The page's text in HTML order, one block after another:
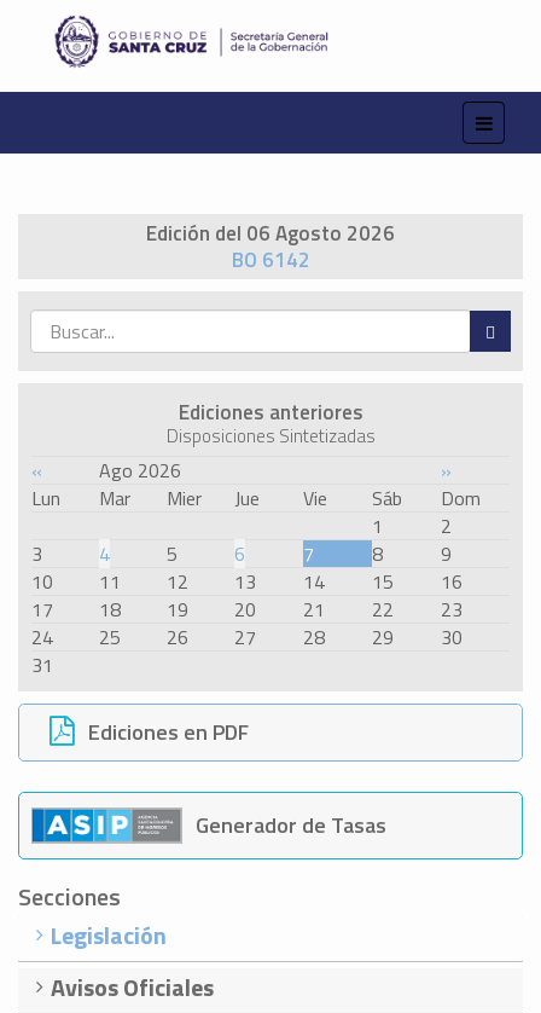
Edición del 06 Agosto 2026
BO 6142
Ediciones anteriores
Disposiciones Sintetizadas
« Ago 2026
»
Lun
Mar Mier Jue Vie Sáb
Dom
1
2
3
4 5 6 7 8
9
10
11 12 13 14 15
16
17
18 19 20 21 22
23
24
25 26 27 28 29
30
31
Ediciones en PDF
Generador de Tasas
Secciones
Legislación
Avisos Oficiales